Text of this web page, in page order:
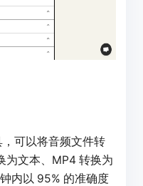
可以将音频文件转
为文本、MP4 转换为
内以 95% 的准确度